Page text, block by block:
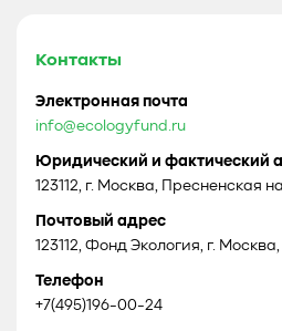
Контакты
Электронная почта
info@ecologyfund.ru
Юридический и фактический
123112, г. Москва, Пресненская
Почтовый адрес
123112, Фонд Экология, г.
Телефон
+7(495)196-00-24